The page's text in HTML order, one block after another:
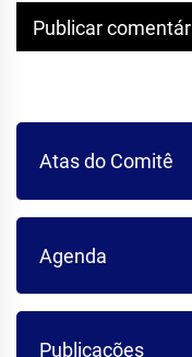
Atas do Comitê
Agenda
Publicações